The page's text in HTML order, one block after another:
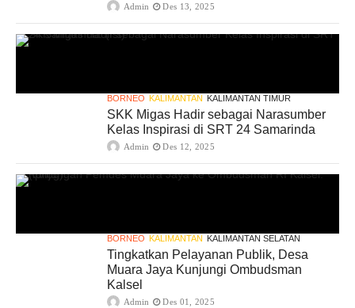
Admin Des 13, 2025
BORNEO KALIMANTAN KALIMANTAN TIMUR
SKK Migas Hadir sebagai Narasumber
Kelas Inspirasi di SRT 24 Samarinda
Admin Des 12, 2025
BORNEO KALIMANTAN KALIMANTAN SELATAN
Tingkatkan Pelayanan Publik, Desa
Muara Jaya Kunjungi Ombudsman
Kalsel
Admin Des 01, 2025